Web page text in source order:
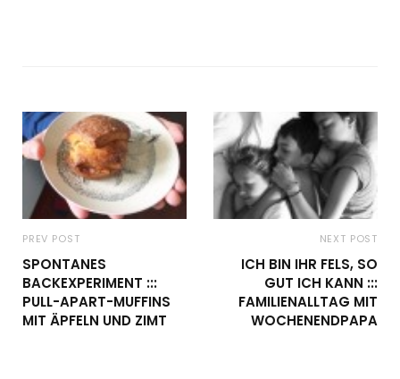
PREV POST
SPONTANES
BACKEXPERIMENT :::
PULL-APART-MUFFINS
MIT ÄPFELN UND ZIMT
NEXT POST
ICH BIN IHR FELS, SO
GUT ICH KANN :::
FAMILIENALLTAG MIT
WOCHENENDPAPA